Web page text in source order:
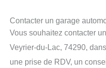
Contacter un garage
Vous souhaitez contacter
Veyrier-du-Lac, 74290,
une prise de RDV, un